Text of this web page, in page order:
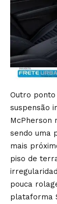
Outro
suspensão
McPherson
sendo uma
mais
piso de
pouca
plataforma